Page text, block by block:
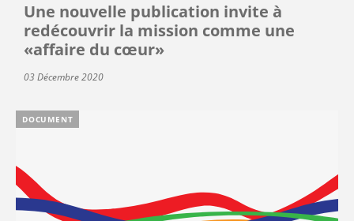
Une nouvelle publication invite à
redécouvrir la mission comme une
«affaire du cœur»
03 Décembre 2020
DOCUMENT